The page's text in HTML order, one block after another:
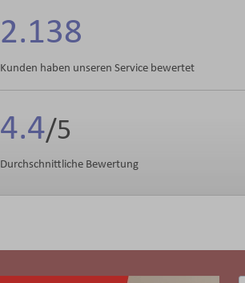
2.138
Kunden haben unseren Service bewertet
4.4
Durchschnittliche Bewertung